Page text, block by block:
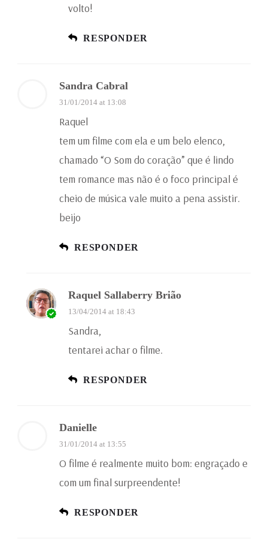
volto!
RESPONDER
Sandra Cabral
31/01/2014 at 13:08
Raquel
tem um filme com ela e um belo elenco,
chamado “O Som do coração” que é lindo
tem romance mas não é o foco principal é
cheio de música vale muito a pena assistir.
beijo
RESPONDER
Raquel Sallaberry Brião
13/04/2014 at 18:43
Sandra,
tentarei achar o filme.
RESPONDER
Danielle
31/01/2014 at 13:55
O filme é realmente muito bom: engraçado e
com um final surpreendente!
RESPONDER